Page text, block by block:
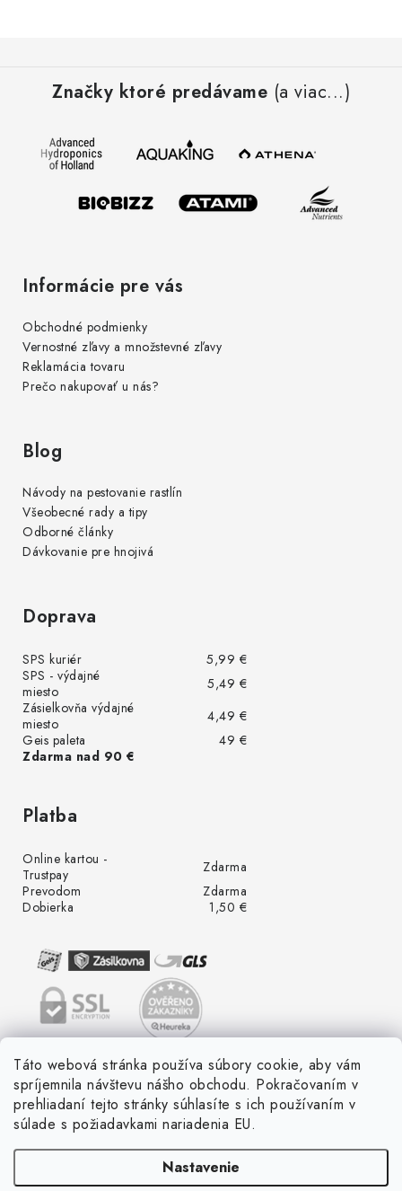
Táto webová stránka používa súbory cookie, aby vám
spríjemnila návštevu nášho obchodu. Pokračovaním v
prehliadaní tejto stránky súhlasíte s ich používaním v
súlade s požiadavkami nariadenia EU.
Nastavenie
Značky ktoré predávame (a viac...)
Informácie pre vás
Obchodné podmienky
Vernostné zľavy a množstevné zľavy
Reklamácia tovaru
Prečo nakupovať u nás?
Blog
Návody na pestovanie rastlín
Všeobecné rady a tipy
Odborné články
Dávkovanie pre hnojivá
Doprava
SPS kuriér
5,99 €
SPS - výdajné
miesto
5,49 €
Zásielkovňa výdajné
miesto
4,49 €
Geis paleta
49 €
Zdarma nad 90 €
Platba
Online kartou -
Trustpay
Zdarma
Prevodom
Zdarma
Dobierka
1,50 €